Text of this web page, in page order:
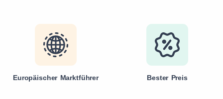
Europäischer Marktführer Bester Preis